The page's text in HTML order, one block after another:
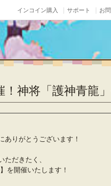
インコイン購入 サポート お
神将「護神青龍」
ありがとうございます！
だきたく、
】を開催いたします！